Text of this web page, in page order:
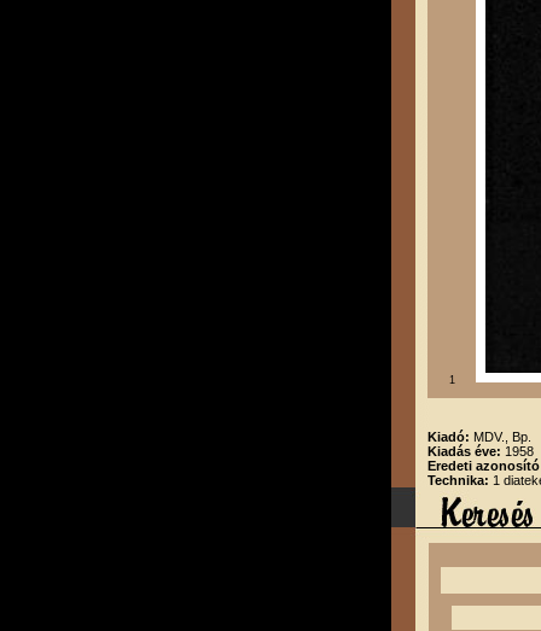
1
Kiadó: MDV., Bp.
Kiadás éve: 1958
Eredeti
Technika: 1